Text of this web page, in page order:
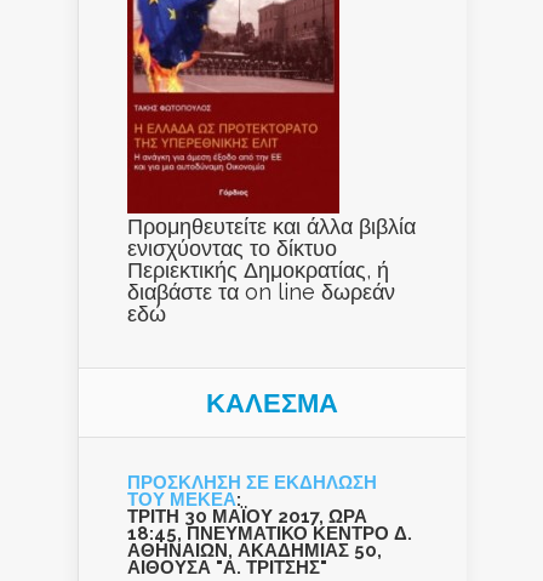
Προμηθευτείτε και άλλα βιβλία
ενισχύοντας το δίκτυο
Περιεκτικής Δημοκρατίας, ή
διαβάστε τα on line δωρεάν
εδώ
ΚΑΛΕΣΜΑ
ΠΡΟΣΚΛΗΣΗ ΣΕ ΕΚΔΗΛΩΣΗ
ΤΟΥ ΜΕΚΕΑ:
ΤΡΙΤΗ 30 ΜΑΪΟΥ 2017, ΩΡΑ
18:45, ΠΝΕΥΜΑΤΙΚΟ ΚΕΝΤΡΟ Δ.
ΑΘΗΝΑΙΩΝ, ΑΚΑΔΗΜΙΑΣ 50,
ΑΙΘΟΥΣΑ "Α. ΤΡΙΤΣΗΣ"